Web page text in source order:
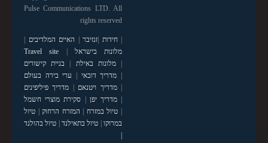
Pulse Communications LTD. All
rights reserved
|חידות |זנזיבר | האיים המלדיבים |
מלונות בישראל |
Travel site
|מלונות באילת | בניית קישורים
| מדריך דובאי | ערי בירה בעולם
|מדריך ויטנאם | מדריך פיליפינים
|מדריך יפן | סקירת מוצרי חשמל
| טיול במזרח | המזרח הרחוק| טיול
במרוקו| טיול בתאילנד| טיול בהולנד
|